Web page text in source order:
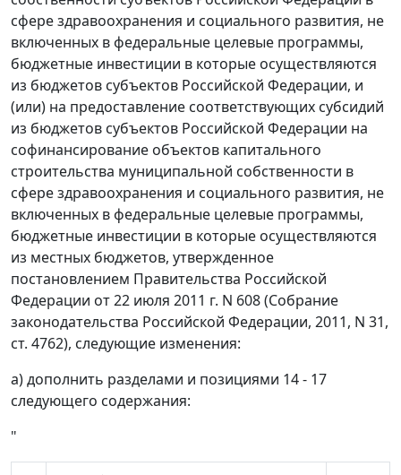
сфере здравоохранения и социального развития, не
включенных в федеральные целевые программы,
бюджетные инвестиции в которые осуществляются
из бюджетов субъектов Российской Федерации, и
(или) на предоставление соответствующих субсидий
из бюджетов субъектов Российской Федерации на
софинансирование объектов капитального
строительства муниципальной собственности в
сфере здравоохранения и социального развития, не
включенных в федеральные целевые программы,
бюджетные инвестиции в которые осуществляются
из местных бюджетов, утвержденное
постановлением Правительства Российской
Федерации от 22 июля 2011 г. N 608 (Собрание
законодательства Российской Федерации, 2011, N 31,
ст. 4762), следующие изменения:
а) дополнить разделами и позициями 14 - 17
следующего содержания:
"